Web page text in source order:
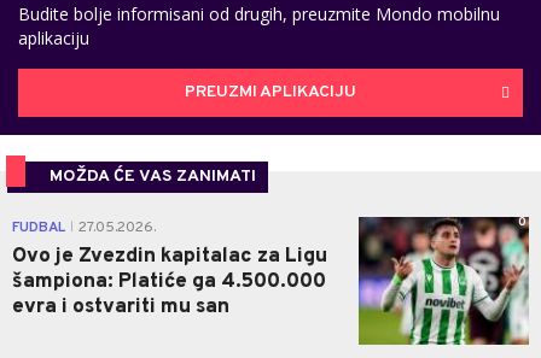
Budite bolje informisani od drugih, preuzmite Mondo mobilnu
aplikaciju
PREUZMI APLIKACIJU
MOŽDA ĆE VAS ZANIMATI
FUDBAL 27.05.2026.
Ovo je Zvezdin kapitalac za Ligu
šampiona: Platiće ga 4.500.000
evra i ostvariti mu san
0